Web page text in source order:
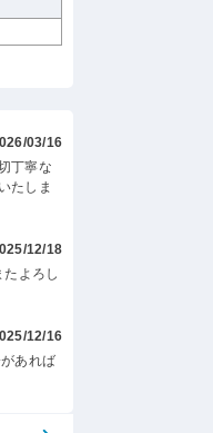
03/16
丁寧な
たしま
12/18
よろし
12/16
あれば